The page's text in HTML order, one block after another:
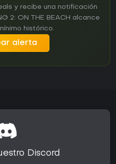
y recibe una notificación
2: ON THE BEACH alcance
histórico.
alerta
Discord